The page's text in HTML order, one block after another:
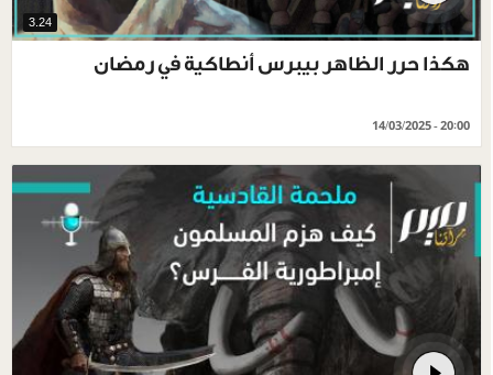
3.24
هكذا حرر الظاهر بيبرس أنطاكية في رمضان
14/03/2025 - 20:00